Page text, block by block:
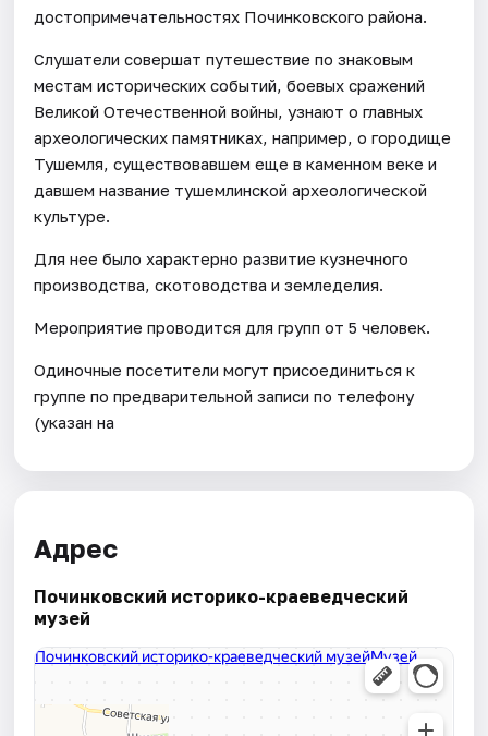
достопримечательностях Починковского района.
Слушатели совершат путешествие по знаковым
местам исторических событий, боевых сражений
Великой Отечественной войны, узнают о главных
археологических памятниках, например, о городище
Тушемля, существовавшем еще в каменном веке и
давшем название тушемлинской археологической
культуре.
Для нее было характерно развитие кузнечного
производства, скотоводства и земледелия.
Мероприятие проводится для групп от 5 человек.
Одиночные посетители могут присоединиться к
группе по предварительной записи по телефону
(указан на
Адрес
Починковский историко-краеведческий
музей